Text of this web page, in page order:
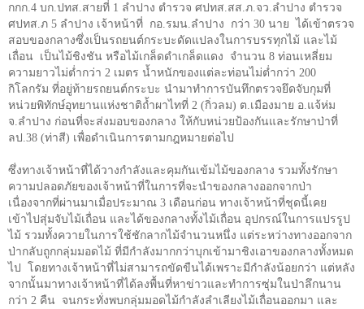
กกก.4 บก.ปทส.สายที่ 1 ลำปาง ตำรวจ ศปทส.สส.ภ.จว.ลำปาง ตำรวจ
ศปทส.ภ 5 ลำปาง เจ้าหน้าที่ กอ.รมน.ลำปาง กว่า 30 นาย ได้เข้าตรวจ
สอบของกลางซึ่งเป็นรถยนต์กระบะดัดแปลงในการบรรทุกไม้ และไม้
เถื่อน เป็นไม้ชิงชัน หรือไม้เกล็ดดำเกล็ดแดง จำนวน 8 ท่อนเหลี่ยม
ความยาวไม่ต่ำกว่า 2 เมตร น้ำหนักของแต่ละท่อนไม่ต่ำกว่า 200
กิโลกรัม ที่อยู่ท้ายรถยนต์กระบะ นำมาทำการบันทึกตรวจยึดจับกุมที่
หน่วยพิทักษ์อุทยานแห่งชาติถ้ำผาไทที่ 2 (กิ่วลม) ต.เมืองมาย อ.แจ้ห่ม
จ.ลำปาง ก่อนที่จะส่งมอบของกลาง ให้กับหน่วยป้องกันและรักษาป่าที่
ลป.38 (ท่าสี) เพื่อดำเนินการตามกฎหมายต่อไป
ซึ่งทางเจ้าหน้าที่ได้วางกำลังและคุมกันเข้มไม้ของกลาง รวมทั้งรักษา
ความปลอดภัยของเจ้าหน้าที่ในการที่จะนำของกลางออกจากป่า
เนื่องจากที่ผ่านมาเมื่อประมาณ 3 เดือนก่อน ทางเจ้าหน้าที่ชุดนี้เคย
เข้าไปสุ่มจับไม้เถื่อน และได้ของกลางทั้งไม้เถื่อน อุปกรณ์ในการแปรรูป
ไม้ รวมทั้งควายในการใช้ชักลากไม้จำนวนหนึ่ง แต่ระหว่างทางออกจาก
ป่ากลับถูกกลุ่มมอดไม้ ที่มีกำลังมากกว่าบุกเข้ามาชิงเอาของกลางทั้งหมด
ไป โดยทางเจ้าหน้าที่ไม่สามารถขัดขืนได้เพราะมีกำลังน้อยกว่า แต่หลัง
จากนั้นมาทางเจ้าหน้าที่ได้ลงพื้นที่หาข่าวและทำการซุ่มในป่าลึกนาน
กว่า 2 คืน จนกระทั่งพบกลุ่มมอดไม้กำลังลำเลียงไม้เถื่อนออกมา และ